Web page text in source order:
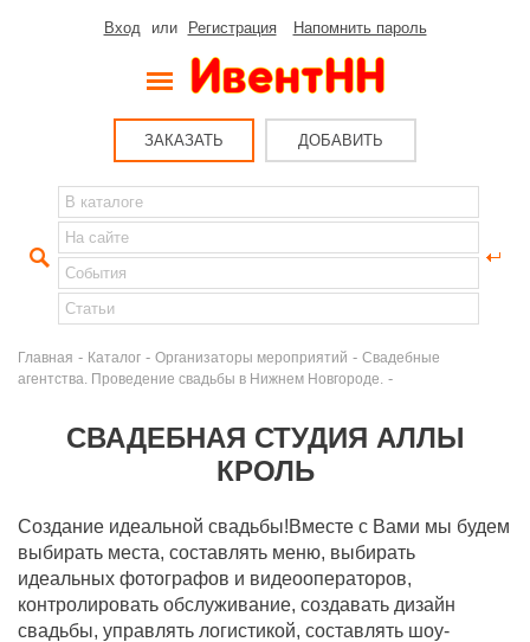
Вход или Регистрация Напомнить пароль
ЗАКАЗАТЬ ДОБАВИТЬ
Главная - Каталог - Организаторы мероприятий - Свадебные
агентства. Проведение свадьбы в Нижнем Новгороде.
-
СВАДЕБНАЯ СТУДИЯ АЛЛЫ
КРОЛЬ
Создание идеальной свадьбы!Вместе с Вами мы будем
выбирать места, составлять меню, выбирать
идеальных фотографов и видеооператоров,
контролировать обслуживание, создавать дизайн
свадьбы, управлять логистикой, составлять шоу-